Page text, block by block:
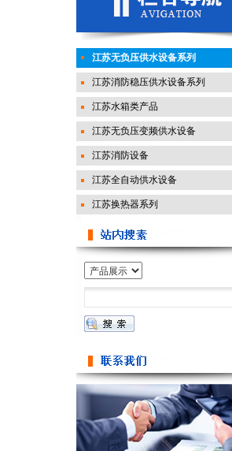
江苏无负压供水设备系列
江苏消防稳压供水设备系列
江苏水箱类产品
江苏无负压变频供水设备
江苏消防设备
江苏全自动供水设备
江苏换热器系列